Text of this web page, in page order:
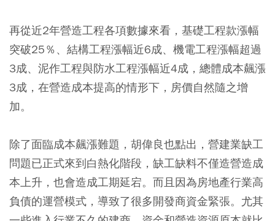
再從近2年營造工程各項數據來看，基礎工程款漲幅
突破25％、結構工程漲幅近6成、機電工程漲幅超過
3成、泥作工程與防水工程漲幅近4成，總體成本飆漲
3成，在營造成本提高的情形下，房價自然隨之增
加。
除了面臨成本飆漲難題，胡偉良也點出，營建業缺工
問題已正式來到白熱化階段，缺工缺料不僅造營造成
本上升，也會造成工期延宕。而且因為房地產行業高
負債的運營模式，導致了很多開發商資金緊張。尤其